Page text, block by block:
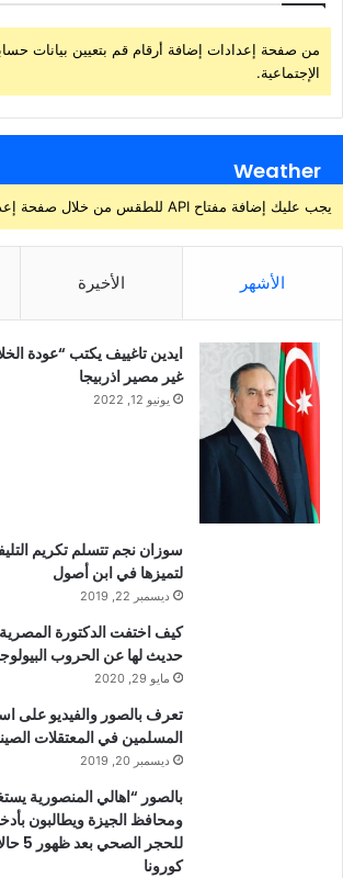
من صفحة إعدادات إضافة أرقام قم بتعيين بيانات
الإجتماعية.
Weather
يجب عليك إضافة مفتاح API للطقس من خلال صفحة إعدادات القالب > الدمج
الأشهر الأخيرة
ايدين تاغييف يكتب “عودة
غير مصير اذربيجا
يونيو 12, 2022
سوزان نجم تتسلم تكريم
لتميزها في ابن أصول
ديسمبر 22, 2019
كيف اختفت الدكتورة
حديث لها عن الحروب
مايو 29, 2020
تعرف بالصور والفيديو على
المسلمين في المعتقلات
ديسمبر 20, 2019
بالصور “اهالي المنصورية
ومحافظ الجيزة ويطالبون
كورونا